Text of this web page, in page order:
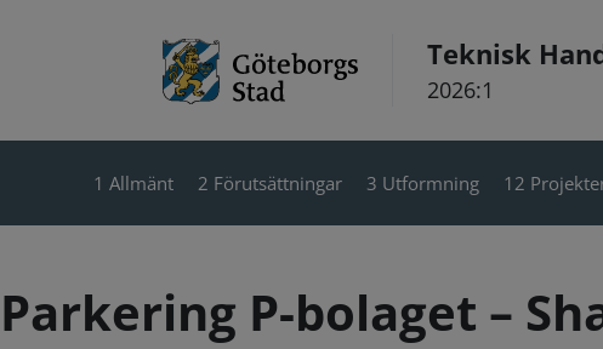
Teknisk
2026:1
1 Allmänt 2 Förutsättningar 3 Utformning 12
Parkering P-bolaget –